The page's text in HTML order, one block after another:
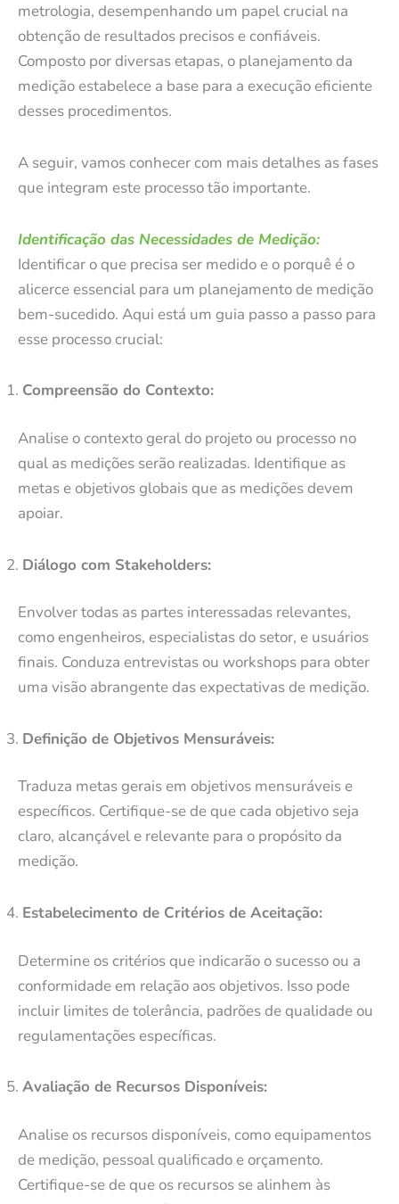
metrologia, desempenhando um papel crucial na
obtenção de resultados precisos e confiáveis.
Composto por diversas etapas, o planejamento da
medição estabelece a base para a execução eficiente
desses procedimentos.
A seguir, vamos conhecer com mais detalhes as fases
que integram este processo tão importante.
Identificação das Necessidades de Medição:
Identificar o que precisa ser medido e o porquê é o
alicerce essencial para um planejamento de medição
bem-sucedido. Aqui está um guia passo a passo para
esse processo crucial:
Compreensão do Contexto:
Analise o contexto geral do projeto ou processo no
qual as medições serão realizadas. Identifique as
metas e objetivos globais que as medições devem
apoiar.
Diálogo com Stakeholders:
Envolver todas as partes interessadas relevantes,
como engenheiros, especialistas do setor, e usuários
finais. Conduza entrevistas ou workshops para obter
uma visão abrangente das expectativas de medição.
Definição de Objetivos Mensuráveis:
Traduza metas gerais em objetivos mensuráveis e
específicos. Certifique-se de que cada objetivo seja
claro, alcançável e relevante para o propósito da
medição.
Estabelecimento de Critérios de Aceitação:
Determine os critérios que indicarão o sucesso ou a
conformidade em relação aos objetivos. Isso pode
incluir limites de tolerância, padrões de qualidade ou
regulamentações específicas.
Avaliação de Recursos Disponíveis:
Analise os recursos disponíveis, como equipamentos
de medição, pessoal qualificado e orçamento.
Certifique-se de que os recursos se alinhem às